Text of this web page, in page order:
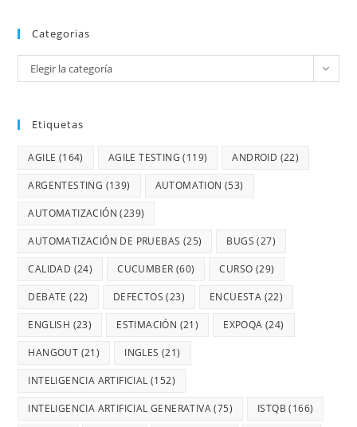
Categorias
Elegir la categoría
Etiquetas
AGILE (164) AGILE TESTING (119) ANDROID (22)
ARGENTESTING (139) AUTOMATION (53)
AUTOMATIZACIÓN (239)
AUTOMATIZACIÓN DE PRUEBAS (25) BUGS (27)
CALIDAD (24) CUCUMBER (60) CURSO (29)
DEBATE (22) DEFECTOS (23) ENCUESTA (22)
ENGLISH (23) ESTIMACIÓN (21) EXPOQA (24)
HANGOUT (21) INGLES (21)
INTELIGENCIA ARTIFICIAL (152)
INTELIGENCIA ARTIFICIAL GENERATIVA(75) ISTQB (166)